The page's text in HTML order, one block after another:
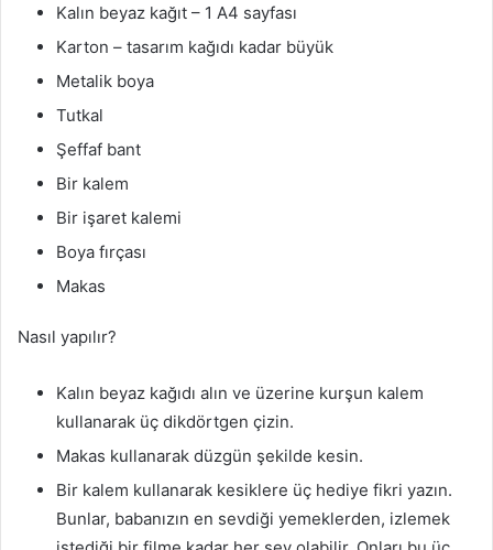
Kalın beyaz kağıt – 1 A4 sayfası
Karton – tasarım kağıdı kadar büyük
Metalik boya
Tutkal
Şeffaf bant
Bir kalem
Bir işaret kalemi
Boya fırçası
Makas
Nasıl yapılır?
Kalın beyaz kağıdı alın ve üzerine kurşun kalem
kullanarak üç dikdörtgen çizin.
Makas kullanarak düzgün şekilde kesin.
Bir kalem kullanarak kesiklere üç hediye fikri yazın.
Bunlar, babanızın en sevdiği yemeklerden, izlemek